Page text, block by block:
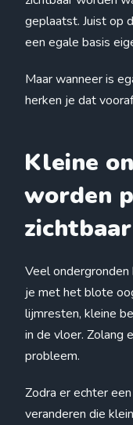
geplaatst. Juist op
een egale basis
Maar wanneer is
herken je dat
Kleine
worden
zichtbaar
Veel
je met het blote
lijmresten, kleine
in de vloer. Zolang
probleem.
Zodra er echter
veranderen die